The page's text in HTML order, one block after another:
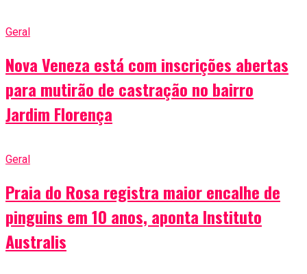
Geral
Nova Veneza está com inscrições abertas
para mutirão de castração no bairro
Jardim Florença
Geral
Praia do Rosa registra maior encalhe de
pinguins em 10 anos, aponta Instituto
Australis